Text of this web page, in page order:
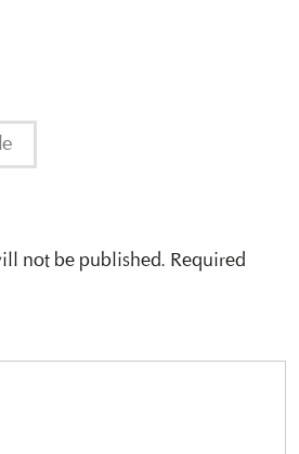
not be published. Required